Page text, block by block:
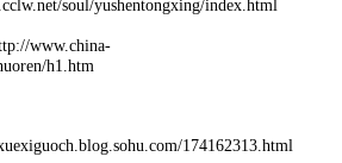
soul/yushentongxing/index.html
www.china-
h1.htm
174162313.html